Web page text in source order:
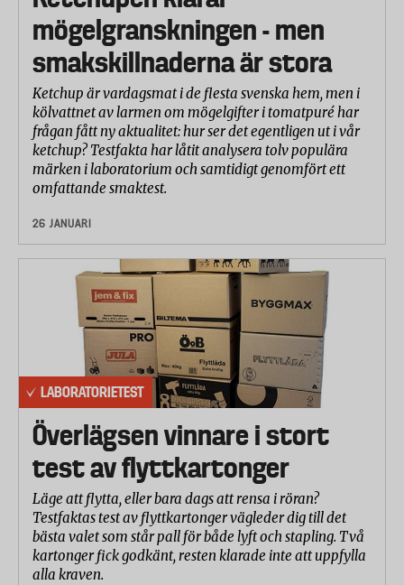
mögelgranskningen - men
smakskillnaderna är stora
Ketchup är vardagsmat i de flesta svenska hem, men i
kölvattnet av larmen om mögelgifter i tomatpuré har
frågan fått ny aktualitet: hur ser det egentligen ut i vår
ketchup? Testfakta har låtit analysera tolv populära
märken i laboratorium och samtidigt genomfört ett
omfattande smaktest.
26 JANUARI
LABORATORIETEST
Överlägsen vinnare i stort
test av flyttkartonger
Läge att flytta, eller bara dags att rensa i röran?
Testfaktas test av flyttkartonger vägleder dig till det
bästa valet som står pall för både lyft och stapling. Två
kartonger fick godkänt, resten klarade inte att uppfylla
alla kraven.